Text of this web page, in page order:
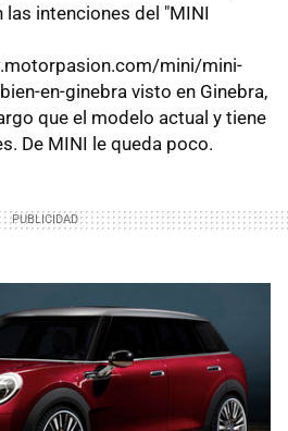
intenciones del "MINI
mini/mini-
en-ginebra visto en Ginebra,
que el modelo actual y tiene
De MINI le queda poco.